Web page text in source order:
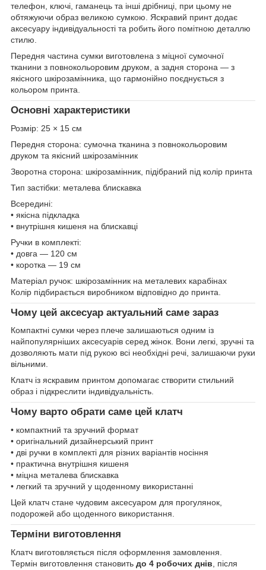
телефон, ключі, гаманець та інші дрібниці, при цьому не
обтяжуючи образ великою сумкою. Яскравий принт додає
аксесуару індивідуальності та робить його помітною деталлю
стилю.
Передня частина сумки виготовлена з міцної сумочної
тканини з повнокольоровим друком, а задня сторона — з
якісного шкірозамінника, що гармонійно поєднується з
кольором принта.
Основні характеристики
Розмір: 25 × 15 см
Передня сторона: сумочна тканина з повнокольоровим
друком та якісний шкірозамінник
Зворотна сторона: шкірозамінник, підібраний під колір принта
Тип застібки: металева блискавка
Всередині:
• якісна підкладка
• внутрішня кишеня на блискавці
Ручки в комплекті:
• довга — 120 см
• коротка — 19 см
Матеріал ручок: шкірозамінник на металевих карабінах
Колір підбирається виробником відповідно до принта.
Чому цей аксесуар актуальний саме зараз
Компактні сумки через плече залишаються одним із
найпопулярніших аксесуарів серед жінок. Вони легкі, зручні та
дозволяють мати під рукою всі необхідні речі, залишаючи руки
вільними.
Клатч із яскравим принтом допомагає створити стильний
образ і підкреслити індивідуальність.
Чому варто обрати саме цей клатч
• компактний та зручний формат
• оригінальний дизайнерський принт
• дві ручки в комплекті для різних варіантів носіння
• практична внутрішня кишеня
• міцна металева блискавка
• легкий та зручний у щоденному використанні
Цей клатч стане чудовим аксесуаром для прогулянок,
подорожей або щоденного використання.
Терміни виготовлення
Клатч виготовляється після оформлення замовлення.
Термін виготовлення становить до 4 робочих днів , після